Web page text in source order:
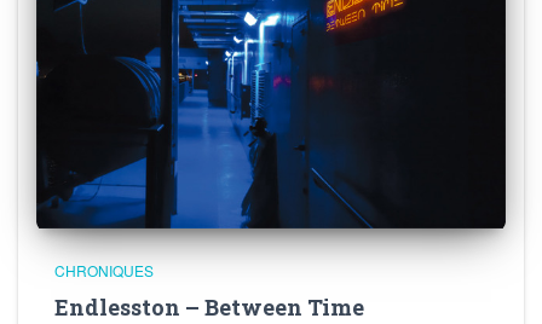
CHRONIQUES
Endlesston – Between Time